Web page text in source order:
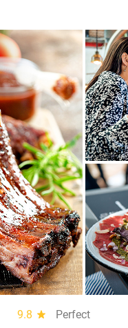
9.8 star
Perfect